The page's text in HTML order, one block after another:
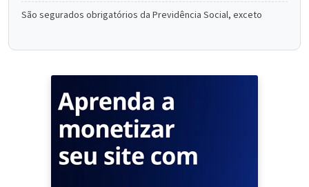
São segurados obrigatórios da Previdência Social, exceto